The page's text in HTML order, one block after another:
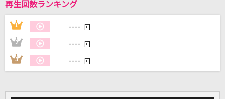
再生回数ランキング
1 ---- 回 ----
2 ---- 回 ----
3 ---- 回 ----